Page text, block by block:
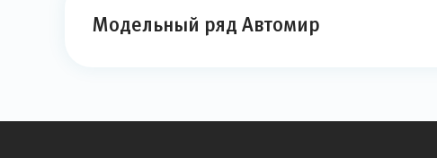
Модельный ряд Автомир